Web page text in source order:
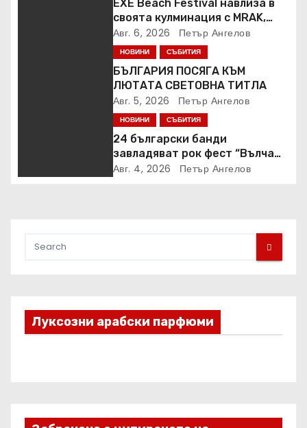
EXE Beach Festival навлиза в
своята кулминация с MRAK,
Peggy Gou и Jamie Jones
Авг. 6, 2026 Петър Ангелов
НОВИНИ СЪБИТИЯ
БЪЛГАРИЯ ПОСЯГА КЪМ
ЛЮТАТА СВЕТОВНА ТИТЛА
Авг. 5, 2026 Петър Ангелов
НОВИНИ СЪБИТИЯ
24 български банди
завладяват рок фест “Вълча
пътека”
Авг. 4, 2026 Петър Ангелов
Луксозни арабски парфюми